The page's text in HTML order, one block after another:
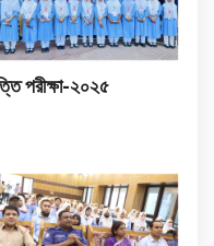
পরীক্ষা-২০২৫